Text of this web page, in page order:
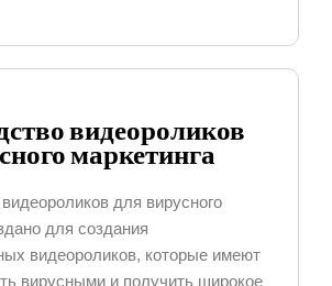
видеороликов
маркетинга
для вирусного
для создания
видеороликов, которые имеют
вирусными и получить широкое